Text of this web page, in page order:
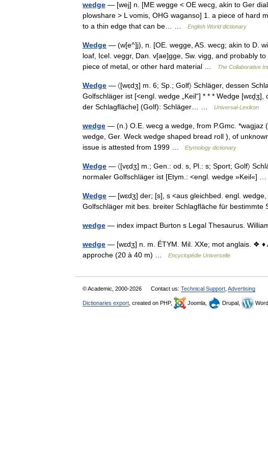
wedge — [wej] n. [ME wegge < OE wecg, akin to Ger
plowshare > L vomis, OHG waganso] 1. a piece of hard
to a thin edge that can be… …
English World dictionary
Wedge — (w[e^]j), n. [OE. wegge, AS. wecg; akin to D.
loaf, Icel. veggr, Dan. v[ae]gge, Sw. vigg, and probably
piece of metal, or other hard material …
The Collaborative
Wedge — 〈[wɛ̣dʒ] m. 6; Sp.; Golf〉 Schläger, dessen
Golfschläger ist [<engl. wedge „Keil“] * * * Wedge
der Schlagfläche] (Golf): Schläger… …
Universal-Lexikon
wedge — (n.) O.E. wecg a wedge, from P.Gmc. *wagjaz
wedge, Ger. Weck wedge shaped bread roll ), of
issue is attested from 1999 …
Etymology dictionary
Wedge — 〈[vɛ̣dʒ] m.; Gen.: od. s, Pl.: s; Sport; Golf〉
normaler Golfschläger ist [Etym.: <engl. wedge »Keil«] …
Wedge — [wɛdʒ] der; [s], s <aus gleichbed. engl.
Golfschläger mit bes. breiter Schlagfläche für
wedge — index impact Burton s Legal Thesaurus.
wedge — [wɛdʒ] n. m. ÉTYM. Mil. XXe; mot anglais. ❖ ♦
approche (20 à 40 m) …
Encyclopédie Universelle
© Academic, 2000-2026 Contact us: Technical Support Advertising
Dictionaries export , created on PHP, Joomla, Drupal,